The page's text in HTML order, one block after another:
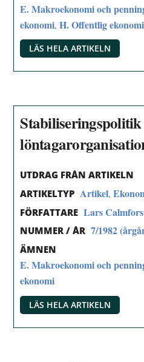
E. Makroekonomi och
ekonomi,H. Offentlig ekonomi
LÄS HELA ARTIKELN
UTDRAG FRÅN ARTIKELN
ARTIKELTYP Artikel,
FÖRFATTARE Lars Calmfors
NUMMER / ÅR 7/1982
ÄMNEN
E. Makroekonomi och
ekonomi
LÄS HELA ARTIKELN